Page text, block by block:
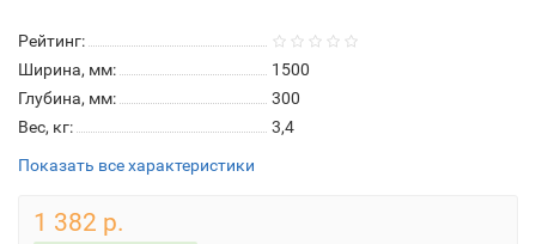
Рейтинг:
Ширина, мм:
1500
Глубина, мм:
300
Вес, кг:
3,4
Показать все характеристики
1 382 р.